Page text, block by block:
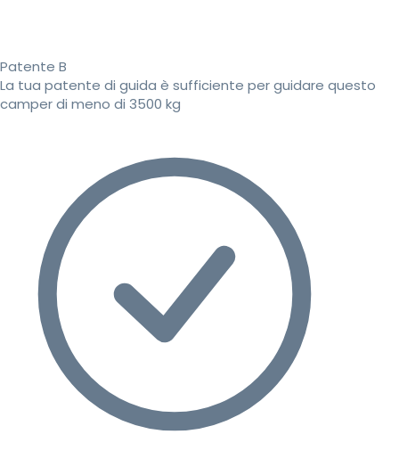
Patente B
La tua patente di guida è sufficiente per guidare questo
camper di meno di 3500 kg